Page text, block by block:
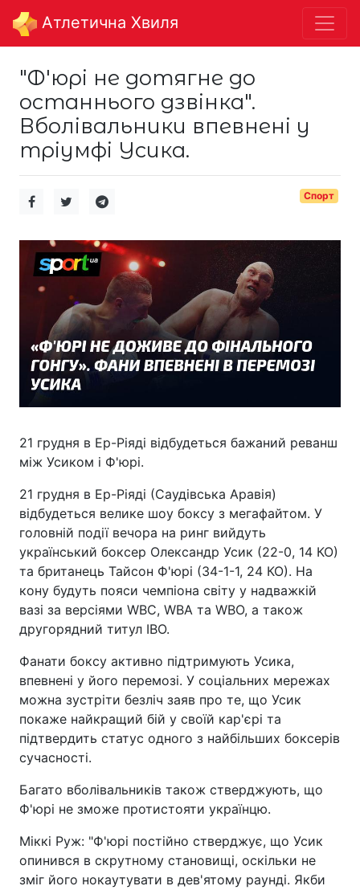
Aтлетична Хвиля
"Ф'юрі не дотягне до
останнього дзвінка".
Вболівальники впевнені у
тріумфі Усика.
Спорт
21 грудня в Ер-Ріяді відбудеться бажаний реванш
між Усиком і Ф'юрі.
21 грудня в Ер-Ріяді (Саудівська Аравія)
відбудеться велике шоу боксу з мегафайтом. У
головній події вечора на ринг вийдуть
український боксер Олександр Усик (22-0, 14 КО)
та британець Тайсон Ф'юрі (34-1-1, 24 КО). На
кону будуть пояси чемпіона світу у надважкій
вазі за версіями WBC, WBA та WBO, а також
другорядний титул IBO.
Фанати боксу активно підтримують Усика,
впевнені у його перемозі. У соціальних мережах
можна зустріти безліч заяв про те, що Усик
покаже найкращий бій у своїй кар'єрі та
підтвердить статус одного з найбільших боксерів
сучасності.
Багато вболівальників також стверджують, що
Ф'юрі не зможе протистояти українцю.
Міккі Руж: "Ф'юрі постійно стверджує, що Усик
опинився в скрутному становищі, оскільки не
зміг його нокаутувати в дев'ятому раунді. Якби